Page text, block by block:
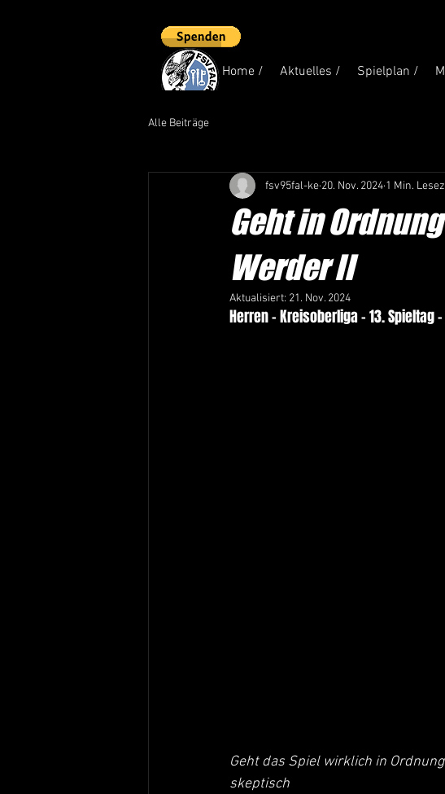
Home / Aktuelles / Spielplan /
Alle Beiträge
Geht in
Werder II
fsv95fal-ke 20. Nov. 2024 1 Min.
Aktualisiert: 21. Nov. 2024
Herren - Kreisoberliga - 13. Spieltag -
Geht das Spiel wirklich in
skeptisch